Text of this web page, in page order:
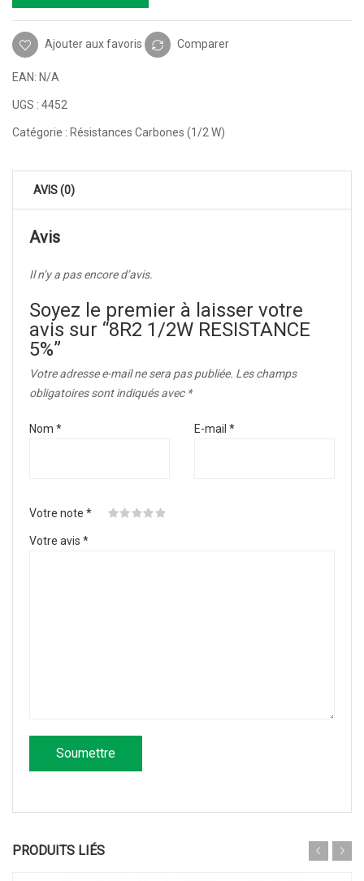
Ajouter aux favoris Comparer
EAN: N/A
UGS : 4452
Catégorie : Résistances Carbones (1/2 W)
AVIS (0)
Avis
Il n’y a pas encore d’avis.
Soyez le premier à laisser votre
avis sur “8R2 1/2W RESISTANCE
5%”
Votre adresse e-mail ne sera pas publiée. Les champs
obligatoires sont indiqués avec *
Nom * E-mail *
Votre note *
Votre avis *
PRODUITS LIÉS